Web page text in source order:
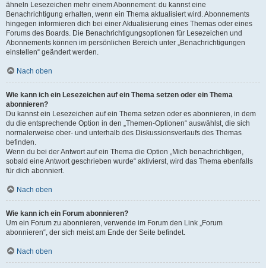
ähneln Lesezeichen mehr einem Abonnement: du kannst eine
Benachrichtigung erhalten, wenn ein Thema aktualisiert wird. Abonnements
hingegen informieren dich bei einer Aktualisierung eines Themas oder eines
Forums des Boards. Die Benachrichtigungsoptionen für Lesezeichen und
Abonnements können im persönlichen Bereich unter „Benachrichtigungen
einstellen“ geändert werden.
Nach oben
Wie kann ich ein Lesezeichen auf ein Thema setzen oder ein Thema
abonnieren?
Du kannst ein Lesezeichen auf ein Thema setzen oder es abonnieren, in dem
du die entsprechende Option in den „Themen-Optionen“ auswählst, die sich
normalerweise ober- und unterhalb des Diskussionsverlaufs des Themas
befinden.
Wenn du bei der Antwort auf ein Thema die Option „Mich benachrichtigen,
sobald eine Antwort geschrieben wurde“ aktivierst, wird das Thema ebenfalls
für dich abonniert.
Nach oben
Wie kann ich ein Forum abonnieren?
Um ein Forum zu abonnieren, verwende im Forum den Link „Forum
abonnieren“, der sich meist am Ende der Seite befindet.
Nach oben